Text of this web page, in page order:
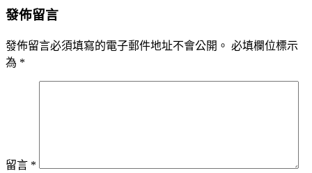
發佈留言
發佈留言必須填寫的電子郵件地址不會公開。 必填欄位標示
為 *
留言 *